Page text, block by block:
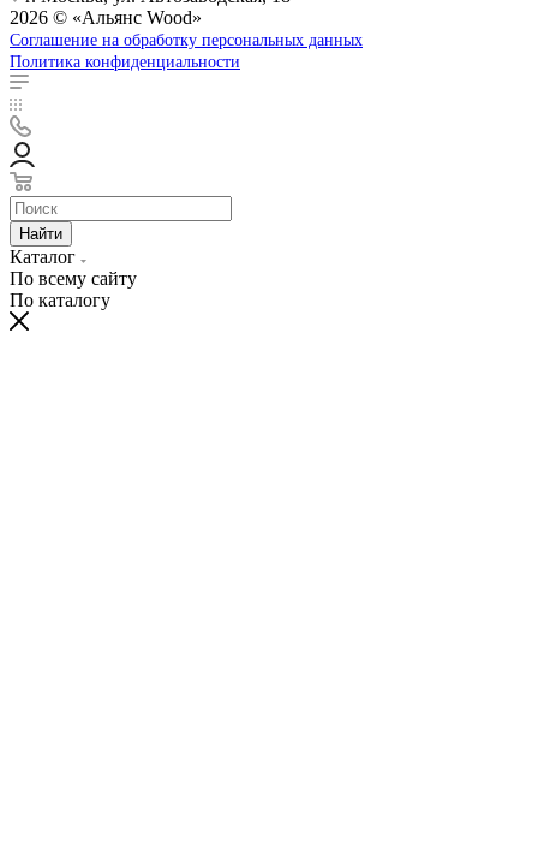
2026 © «Альянс Wood»
Соглашение на обработку персональных данных
Политика конфиденциальности
Найти
Каталог
По всему сайту
По каталогу